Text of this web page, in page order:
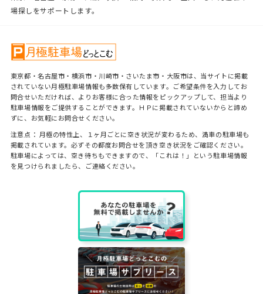
場探しをサポートします。
東京都・名古屋市・横浜市・川崎市・さいたま市・大阪市は、当サイトに掲載
されていない月極駐車場情報も多数保有しています。ご希望条件を入力してお
問合せいただければ、よりお客様に合った情報をピックアップして、担当より
駐車場情報をご提供することができます。ＨＰに掲載されていないからと諦め
ずに、お気軽にお問合せください。
注意点： 月極の特性上、１ヶ月ごとに空き状況が変わるため、満車の駐車場も
掲載されています。必ずその都度お問合せを頂き空き状況をご確認ください。
駐車場によっては、空き待ちもできますので、「これは！」という駐車場情報
を見つけられましたら、ご連絡ください。